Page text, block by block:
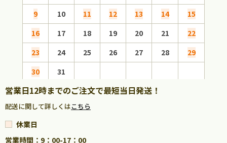
9
10 11 12 13 14
15
16
17 18 19 20 21
22
23
24 25 26 27 28
29
30
31
営業日12時までのご注文で最短当日発送！
配送に関して詳しくはこちら
休業日
営業時間：9：00-17：00